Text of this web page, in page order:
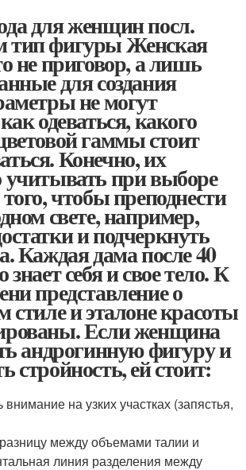
для женщин посл.
тип фигуры Женская
не приговор, а лишь
для создания
не могут
одеваться, какого
гаммы стоит
Конечно, их
учитывать при выборе
чтобы преподнести
свете, например,
и подчеркнуть
Каждая дама после 40
себя и свое тело. К
представление о
стиле и эталоне красоты
Если женщина
андрогинную фигуру и
стройность, ей стоит:
на узких участках (запястья,
между объемами талии и
линия разделения между